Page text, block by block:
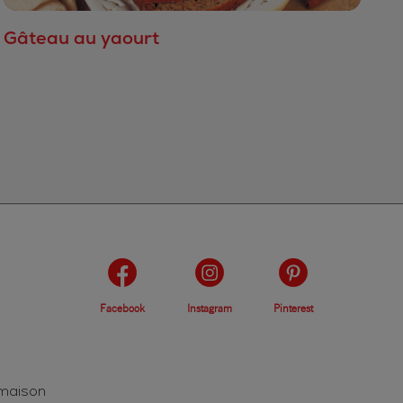
Gâteau au yaourt
Facebook Instagram Pinterest